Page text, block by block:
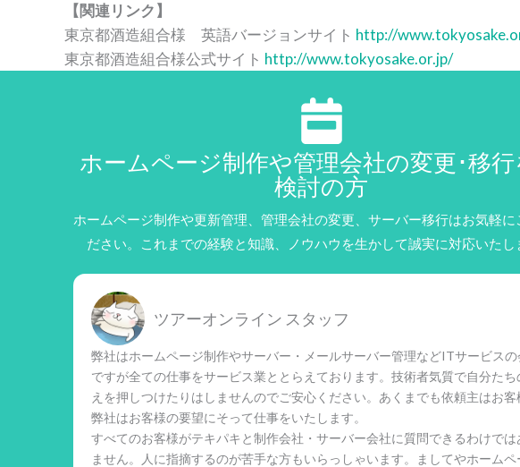
【関連リンク】
東京都酒造組合様 英語バージョンサイト http://
東京都酒造組合様公式サイト http://www.tokyosake.or.jp/
ホームページ制作や管理会社の変更･移
検討の方
ホームページ制作や更新管理、管理会社の変更、サーバー移行はお気軽に
ださい。これまでの経験と知識、ノウハウを生かして誠実に対応いたし
ツアーオンライン スタッフ
弊社はホームページ制作やサーバー・メールサーバー管理などITサービスの
ですが全ての仕事をサービス業ととらえております。技術者気質で自分たち
えを押しつけたりはしませんのでご安心ください。あくまでも依頼主はお客
弊社はお客様の要望にそって仕事をいたします。
すべてのお客様がテキパキと制作会社・サーバー会社に質問できるわけでは
ません。人に指摘するのが苦手な方もいらっしゃいます。ましてやホームペ